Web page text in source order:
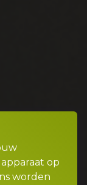
op
worden